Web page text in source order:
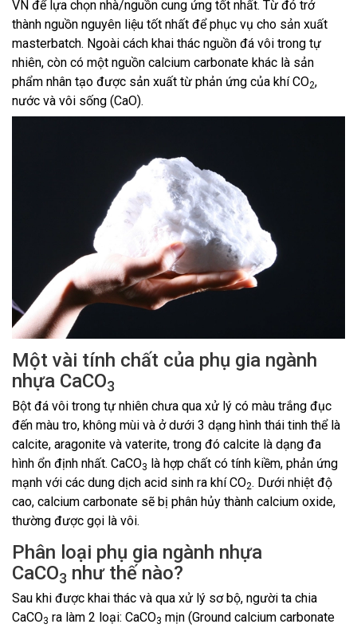
VN để lựa chọn nhà/nguồn cung ứng tốt nhất. Từ đó trở
thành nguồn nguyên liệu tốt nhất để phục vụ cho sản xuất
masterbatch. Ngoài cách khai thác nguồn đá vôi trong tự
nhiên, còn có một nguồn calcium carbonate khác là sản
phẩm nhân tạo được sản xuất từ phản ứng của khí CO2,
nước và vôi sống (CaO).
Một vài tính chất của phụ gia ngành
nhựa CaCO3
Bột đá vôi trong tự nhiên chưa qua xử lý có màu trắng đục
đến màu tro, không mùi và ở dưới 3 dạng hình thái tinh thể là
calcite, aragonite và vaterite, trong đó calcite là dạng đa
hình ổn định nhất. CaCO3 là hợp chất có tính kiềm, phản ứng
mạnh với các dung dịch acid sinh ra khí CO2. Dưới nhiệt độ
cao, calcium carbonate sẽ bị phân hủy thành calcium oxide,
thường được gọi là vôi.
Phân loại phụ gia ngành nhựa
CaCO3 như thế nào?
Sau khi được khai thác và qua xử lý sơ bộ, người ta chia
CaCO3 ra làm 2 loại: CaCO3 mịn (Ground calcium carbonate